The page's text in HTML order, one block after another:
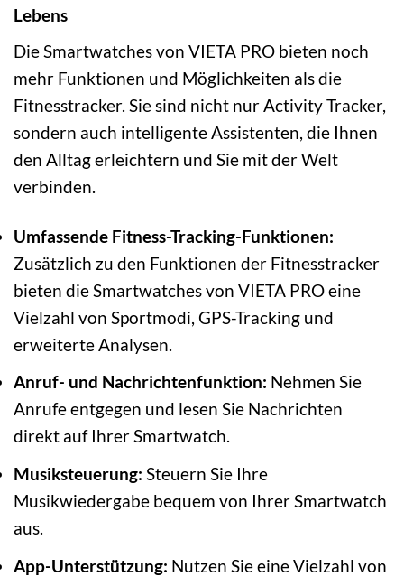
Lebens
Die Smartwatches von VIETA PRO bieten noch
mehr Funktionen und Möglichkeiten als die
Fitnesstracker. Sie sind nicht nur Activity Tracker,
sondern auch intelligente Assistenten, die Ihnen
den Alltag erleichtern und Sie mit der Welt
verbinden.
Umfassende Fitness-Tracking-Funktionen:
Zusätzlich zu den Funktionen der Fitnesstracker
bieten die Smartwatches von VIETA PRO eine
Vielzahl von Sportmodi, GPS-Tracking und
erweiterte Analysen.
Anruf- und Nachrichtenfunktion: Nehmen Sie
Anrufe entgegen und lesen Sie Nachrichten
direkt auf Ihrer Smartwatch.
Musiksteuerung: Steuern Sie Ihre
Musikwiedergabe bequem von Ihrer Smartwatch
aus.
App-Unterstützung: Nutzen Sie eine Vielzahl von